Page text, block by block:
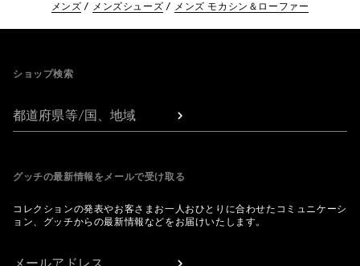
メンズ メンズシューズ メンズ モカシン＆ローファー
ショップ検索
都道府県等/国、地域
グッチの最新情報をメールで受け取る
コレクションの発表やお客さまお一人おひとりに合わせたコミュニケーシ
ョン、グッチからの最新情報などをお届けいたします。